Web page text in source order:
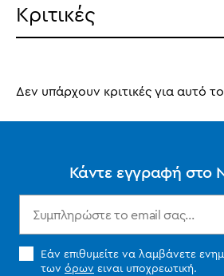
Κριτικές
Δεν υπάρχουν κριτικές για αυτό
Κάντε εγγραφή στο
Εάν επιθυμείτε να λαμβάνετε
των όρων ειναι υποχρεωτική.